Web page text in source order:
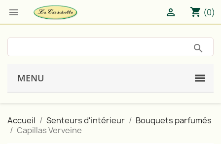
 shopping_cart (0)

MENU
Accueil Senteurs d'intérieur
Bouquets parfumés
Capillas Verveine